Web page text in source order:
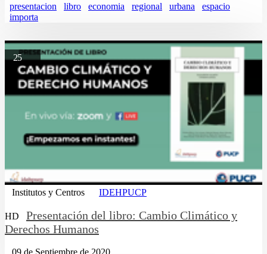
presentacion libro economia regional urbana
espacio
importa
25
Institutos y Centros IDEHPUCP
HD
Presentación del libro: Cambio Climático y
Derechos Humanos
09 de Septiembre de 2020